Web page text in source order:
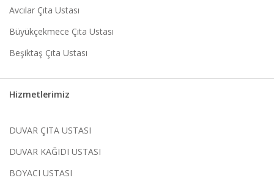
Avcılar Çıta Ustası
Büyükçekmece Çıta Ustası
Beşiktaş Çıta Ustası
Hizmetlerimiz
DUVAR ÇITA USTASI
DUVAR KAĞIDI USTASI
BOYACI USTASI